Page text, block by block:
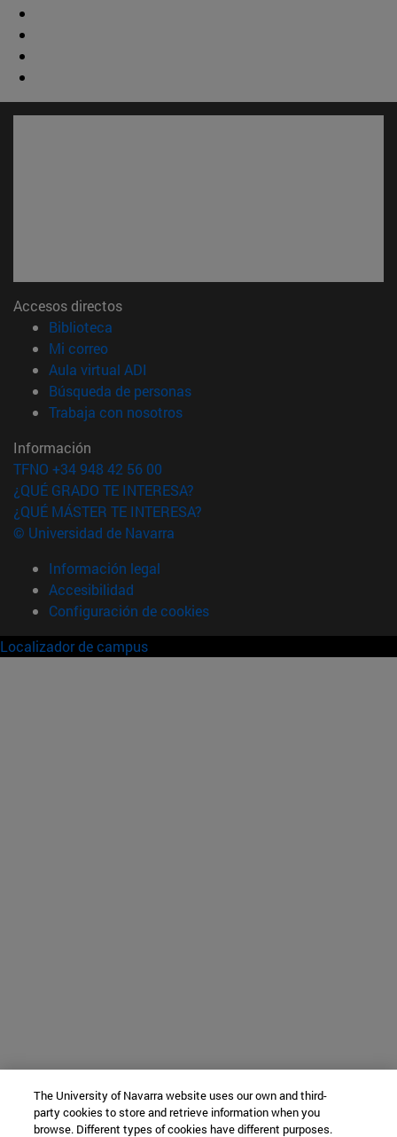
Accesos directos
Biblioteca
Mi correo(abre en nueva ventana)
Aula virtual ADI
Búsqueda de personas(abre en nueva ventana)
Trabaja con nosotros(abre en nueva ventana)
Información
TFNO +34 948 42 56 00
¿QUÉ GRADO TE INTERESA?
¿QUÉ MÁSTER TE INTERESA?
© Universidad de Navarra
Información legal
Accesibilidad
Configuración de cookies
Localizador de campus
The University of Navarra website uses our own and third-
party cookies to store and retrieve information when you
browse. Different types of cookies have different purposes.